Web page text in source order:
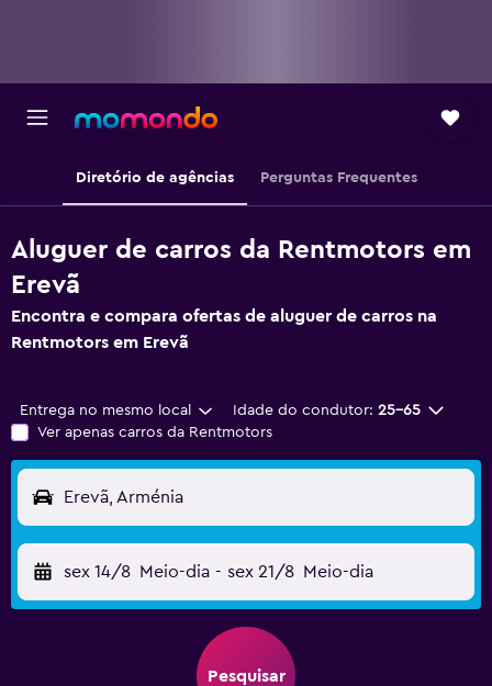
Diretório de agências Perguntas Frequentes
Aluguer de carros da Rentmotors em
Erevã
Encontra e compara ofertas de aluguer de carros na
Rentmotors em Erevã
Entrega no mesmo local Idade do condutor: 25-65
Ver apenas carros da Rentmotors
Erevã, Arménia
sex 14/8 Meio-dia - sex 21/8 Meio-dia
Pesquisar